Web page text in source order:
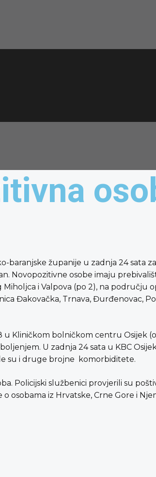
baranjske županije u zadnja 24 sata
Novopozitivne osobe imaju
i Valpova (po 2), na području
Đakovačka, Trnava, Đurđenovac,
u Kliničkom bolničkom centru Osijek
U zadnja 24 sata u KBC
su i druge brojne komorbiditete.
Policijski službenici provjerili su
osobama iz Hrvatske, Crne Gore i